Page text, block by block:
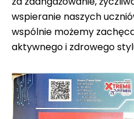
wspieranie naszych
wspólnie możemy
aktywnego i zdrowego